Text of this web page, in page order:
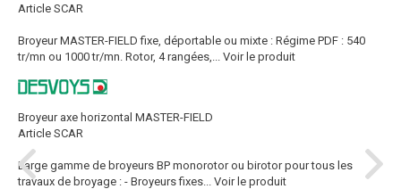
Article SCAR
Broyeur MASTER-FIELD fixe, déportable ou mixte : Régime PDF : 540
tr/mn ou 1000 tr/mn. Rotor, 4 rangées,...
Voir le produit
Broyeur axe horizontal MASTER-FIELD
Article SCAR
Large gamme de broyeurs BP monorotor ou birotor pour tous les
travaux de broyage : - Broyeurs fixes...
Voir le produit